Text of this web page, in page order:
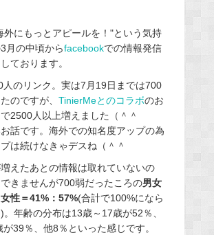
外にもっとアピールを！"という気持
月の中頃からfacebookでの情報発信
ております。
人のリンク。実は7月19日までは700
のですが、 TinierMeとのコラボのお
2500人以上増えました（＾＾
話です。海外での知名度アップの為
は続けなきゃデスね（＾＾
えたあとの情報は取れていないの
きませんが700弱だったころの男女
性＝41%：57%(合計で100%になら
。年齢の分布は13歳～17歳が52％、
39％、他8％といった感じです。